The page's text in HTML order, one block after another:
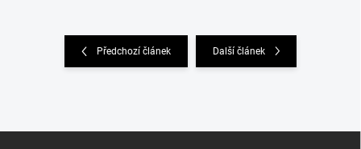
Předchozí článek Další článek